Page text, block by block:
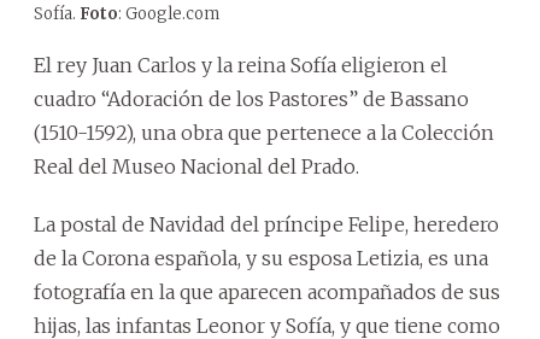
Sofía. Foto: Google.com
El rey Juan Carlos y la reina Sofía eligieron el
cuadro “Adoración de los Pastores” de Bassano
(1510-1592), una obra que pertenece a la Colección
Real del Museo Nacional del Prado.
La postal de Navidad del príncipe Felipe, heredero
de la Corona española, y su esposa Letizia, es una
fotografía en la que aparecen acompañados de sus
hijas, las infantas Leonor y Sofía, y que tiene como